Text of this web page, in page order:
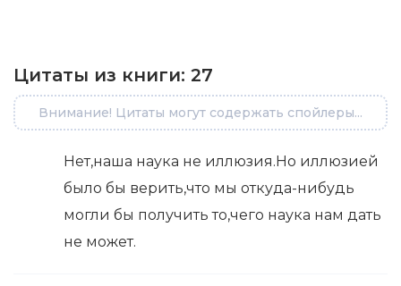
Цитаты из книги: 27
Внимание! Цитаты могут содержать спойлеры...
Нет,наша наука не иллюзия.Но иллюзией
было бы верить,что мы откуда-нибудь
могли бы получить то,чего наука нам дать
не может.